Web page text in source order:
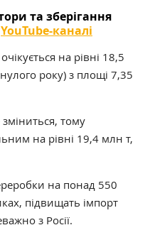
та зберігання
YouTube-каналі
на рівні 18,5
року) з площі 7,35
тому
на рівні 19,4 млн т,
на понад 550
підвищать імпорт
з Росії.